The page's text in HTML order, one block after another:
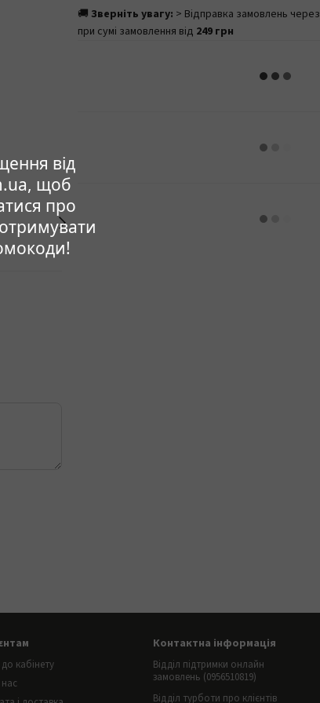
від
щоб
про
🚚 Зверніть увагу: > Відправка замовлень через
при сумі замовлення від 249 грн
до кабінету
Контактна інформація
Відділ підтримки онлайн
замовлень (0956510819)
Відділ турботи про клієнтів